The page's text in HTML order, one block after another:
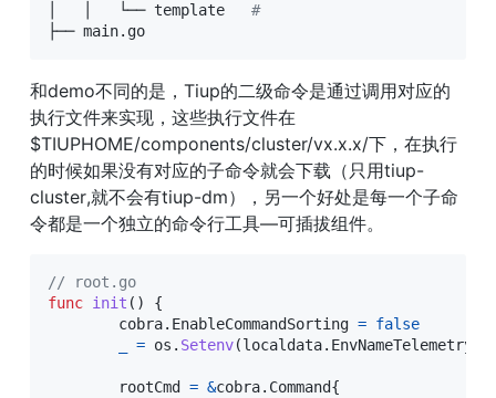
│   │   └── template #
├── main.go
和demo不同的是，Tiup的二级命令是通过调用对应的
执行文件来实现，这些执行文件在
$TIUPHOME/components/cluster/vx.x.x/下，在执行
的时候如果没有对应的子命令就会下载（只用tiup-
cluster,就不会有tiup-dm），另一个好处是每一个子命
令都是一个独立的命令行工具—可插拔组件。
// root.go
func init ( )
{
	cobra
. EnableCommandSorting = false
= os . Setenv(localdata.
	rootCmd
= &cobra. Command{